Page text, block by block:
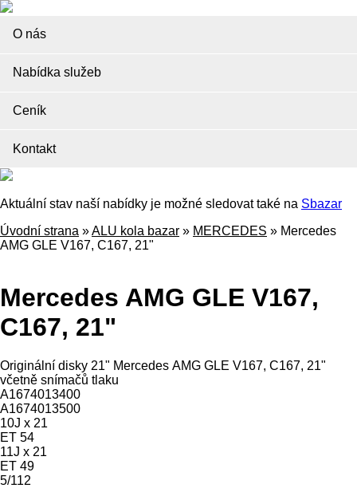
O nás
Nabídka služeb
Ceník
Kontakt
Aktuální stav naší nabídky je možné sledovat také na Sbazar
Úvodní strana »ALU kola bazar » MERCEDES » Mercedes
AMG GLE V167, C167, 21"
Mercedes AMG GLE V167,
C167, 21"
Originální disky 21" Mercedes AMG GLE V167, C167, 21"
včetně snímačů tlaku
A1674013400
A1674013500
10J x 21
ET 54
11J x 21
ET 49
5/112